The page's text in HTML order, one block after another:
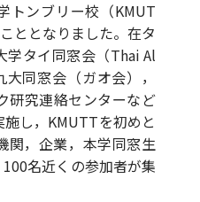
トンブリー校（KMUT
ととなりました。在タ
学タイ同窓会（Thai Al
同窓会（ガオ会），
研究連絡センターなど
し，KMUTTを初めと
関，企業，本学同窓生
名近くの参加者が集